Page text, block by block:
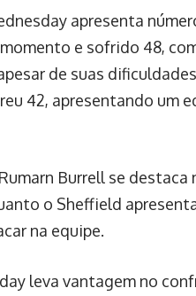
apresenta
e sofrido 48,
de suas
42, apresentando um
Burrell se destaca
o Sheffield
na equipe.
leva vantagem no